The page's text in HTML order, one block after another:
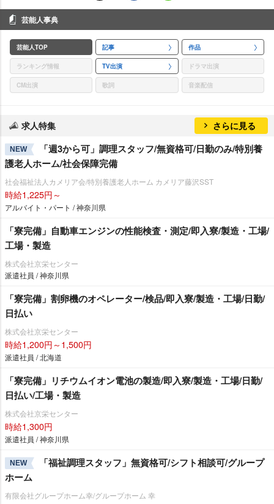
芸能人事典
芸能人TOP 記事 作品
ランキング情報 TV出演 ドラマ出演
CM出演 歌詞 音楽配信
求人特集 さらに見る
NEW
「週3から可」調理スタッフ/無資格可/日勤のみ/特別養
護老人ホーム/社会保障完備
社会福祉法人カメリア会/特別養護老人ホーム カメリア藤沢SST
時給1,225円～
アルバイト・パート / 神奈川県
「寮完備」自動車エンジンの性能検査・測定/即入寮/製造・工場/
工場・製造
株式会社京栄センター
派遣社員 / 神奈川県
「寮完備」割卵機のオペレーター/検品/即入寮/製造・工場/日勤/
日払い
株式会社京栄センター
時給1,200円～1,500円
派遣社員 / 北海道
「寮完備」リチウムイオン電池の製造/即入寮/製造・工場/日勤/
日払い/工場・製造
株式会社京栄センター
時給1,300円
派遣社員 / 神奈川県
NEW
「福祉調理スタッフ」無資格可/シフト相談可/グループ
ホーム
有限会社グループホーム幸/グループホーム 幸